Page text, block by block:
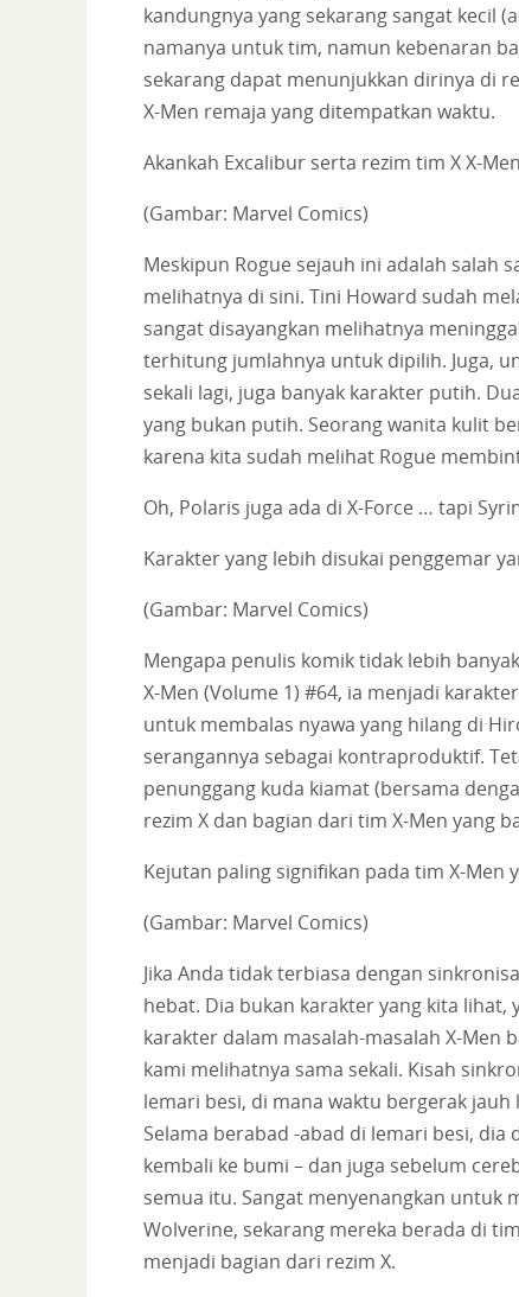
kandungnya yang sekarang sangat kecil
namanya untuk tim, namun kebenaran
sekarang dapat menunjukkan dirinya di
X-Men remaja yang ditempatkan waktu.
Akankah Excalibur serta rezim tim X X-
(Gambar: Marvel Comics)
Meskipun Rogue sejauh ini adalah salah
melihatnya di sini. Tini Howard sudah
sangat disayangkan melihatnya
terhitung jumlahnya untuk dipilih. Juga,
sekali lagi, juga banyak karakter putih.
yang bukan putih. Seorang wanita kulit
karena kita sudah melihat Rogue
Oh, Polaris juga ada di X-Force … tapi
Karakter yang lebih disukai penggemar
(Gambar: Marvel Comics)
Mengapa penulis komik tidak lebih
X-Men (Volume 1) #64, ia menjadi
untuk membalas nyawa yang hilang di
serangannya sebagai kontraproduktif.
penunggang kuda kiamat (bersama
rezim X dan bagian dari tim X-Men yang
Kejutan paling signifikan pada tim X-Men
(Gambar: Marvel Comics)
Jika Anda tidak terbiasa dengan
hebat. Dia bukan karakter yang kita lihat,
karakter dalam masalah-masalah X-Men
kami melihatnya sama sekali. Kisah
lemari besi, di mana waktu bergerak
Selama berabad -abad di lemari besi,
kembali ke bumi – dan juga sebelum
semua itu. Sangat menyenangkan untuk
Wolverine, sekarang mereka berada di
menjadi bagian dari rezim X.